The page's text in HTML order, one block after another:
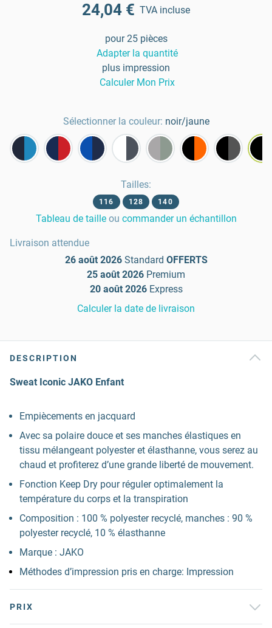
24,04 € TVA incluse
pour 25 pièces
Adapter la quantité
plus impression
Calculer Mon Prix
Sélectionner la couleur: noir/jaune
Tailles:
116 128 140
Tableau de taille ou commander un échantillon
Livraison attendue
26 août 2026 Standard OFFERTS
25 août 2026 Premium
20 août 2026 Express
Calculer la date de livraison
DESCRIPTION
Sweat Iconic JAKO Enfant
Empiècements en jacquard
Avec sa polaire douce et ses manches élastiques en
tissu mélangeant polyester et élasthanne, vous serez au
chaud et profiterez d’une grande liberté de mouvement.
Fonction Keep Dry pour réguler optimalement la
température du corps et la transpiration
Composition : 100 % polyester recyclé, manches : 90 %
polyester recyclé, 10 % élasthanne
Marque : JAKO
Méthodes d’impression pris en charge: Impression
PRIX